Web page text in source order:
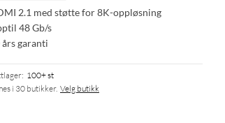
2.1 med støtte for 8K-oppløsning
48 Gb/s
års garanti
: 100+ st
i 30 butikker. Velg butikk